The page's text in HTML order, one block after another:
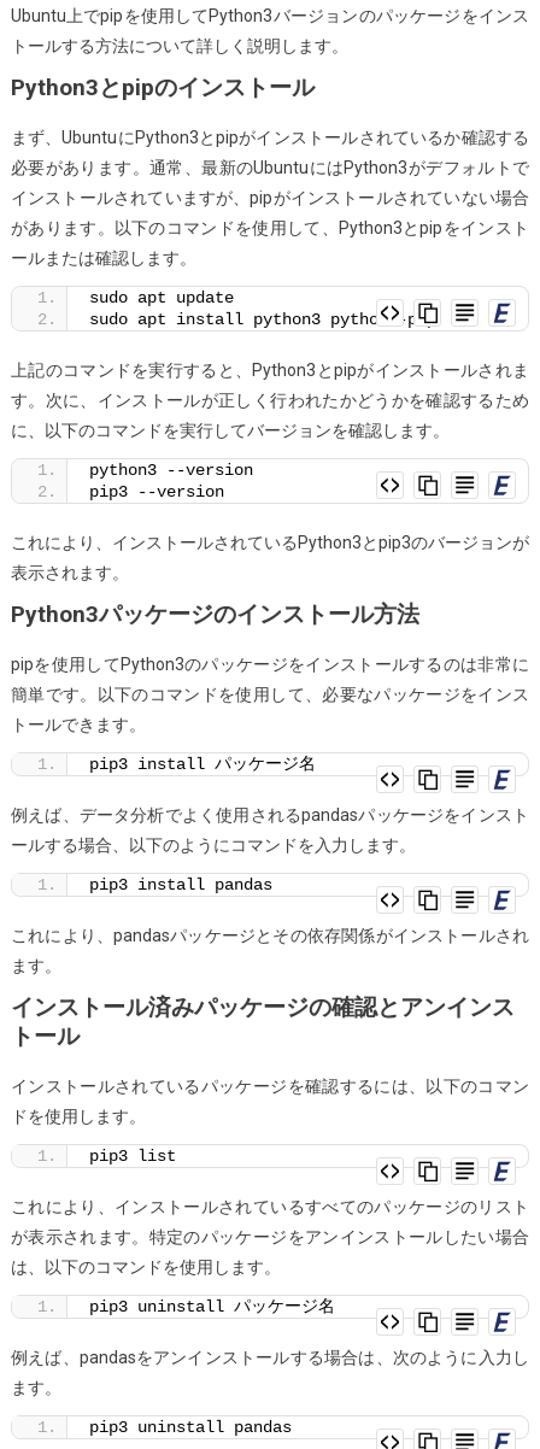
Python3
ョ
ン
の
パ
ケ
ー
を
イ
ン
ト
る
法
は？
Ubuntu上でpipを使用してPython3バージョンのパッケージをインス
トールする方法について詳しく説明します。
Python3とpipのインストール
まず、UbuntuにPython3とpipがインストールされているか確認する
必要があります。通常、最新のUbuntuにはPython3がデフォルトで
インストールされていますが、pipがインストールされていない場合
があります。以下のコマンドを使用して、Python3とpipをインスト
ールまたは確認します。
sudo apt update
sudo apt install python3 python3-pip
上記のコマンドを実行すると、Python3とpipがインストールされま
す。次に、インストールが正しく行われたかどうかを確認するため
に、以下のコマンドを実行してバージョンを確認します。
python3 --version
pip3 --version
これにより、インストールされているPython3とpip3のバージョンが
表示されます。
Python3パッケージのインストール方法
pipを使用してPython3のパッケージをインストールするのは非常に
簡単です。以下のコマンドを使用して、必要なパッケージをインス
トールできます。
pip3 install パッケージ名
例えば、データ分析でよく使用されるpandasパッケージをインスト
ールする場合、以下のようにコマンドを入力します。
pip3 install pandas
これにより、pandasパッケージとその依存関係がインストールされ
ます。
インストール済みパッケージの確認とアンインス
トール
インストールされているパッケージを確認するには、以下のコマン
ドを使用します。
pip3 list
これにより、インストールされているすべてのパッケージのリスト
が表示されます。特定のパッケージをアンインストールしたい場合
は、以下のコマンドを使用します。
pip3 uninstall パッケージ名
例えば、pandasをアンインストールする場合は、次のように入力し
ます。
pip3 uninstall pandas